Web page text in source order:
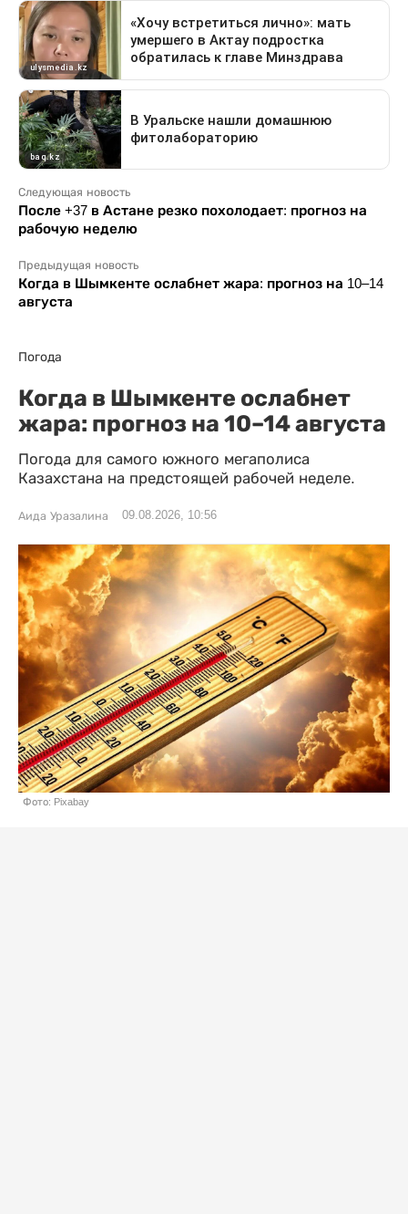
Следующая новость
После +37 в Астане резко похолодает: прогноз на
рабочую неделю
Предыдущая новость
Когда в Шымкенте ослабнет жара: прогноз на 10–14
августа
Погода
Когда в Шымкенте ослабнет
жара: прогноз на 10–14 августа
Погода для самого южного мегаполиса
Казахстана на предстоящей рабочей неделе.
Аида Уразалина 09.08.2026, 10:56
Фото: Pixabay